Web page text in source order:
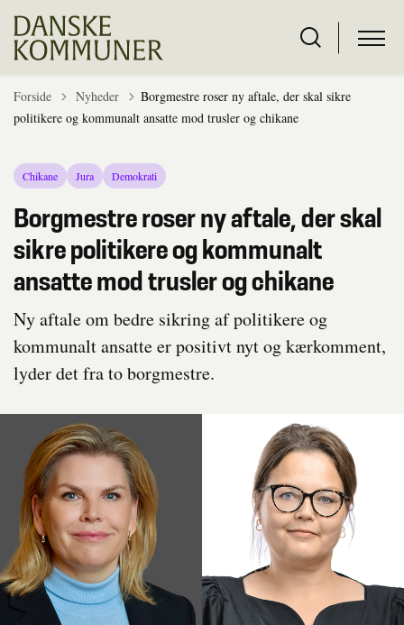
Forside Tilbage til
Nyheder
Borgmestre roser ny aftale, der skal sikre
politikere og kommunalt ansatte mod trusler og chikane
Chikane Jura Demokrati
Borgmestre roser ny aftale, der skal
sikre politikere og kommunalt
ansatte mod trusler og chikane
Ny aftale om bedre sikring af politikere og
kommunalt ansatte er positivt nyt og kærkomment,
lyder det fra to borgmestre.